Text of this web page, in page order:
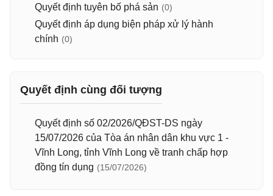
Quyết định tuyên bố phá sản (0)
Quyết định áp dụng biện pháp xử lý hành
chính (0)
Quyết định cùng đối tượng
Quyết định số 02/2026/QĐST-DS ngày
15/07/2026 của Tòa án nhân dân khu vực 1 -
Vĩnh Long, tỉnh Vĩnh Long về tranh chấp hợp
đồng tín dụng (15/07/2026)